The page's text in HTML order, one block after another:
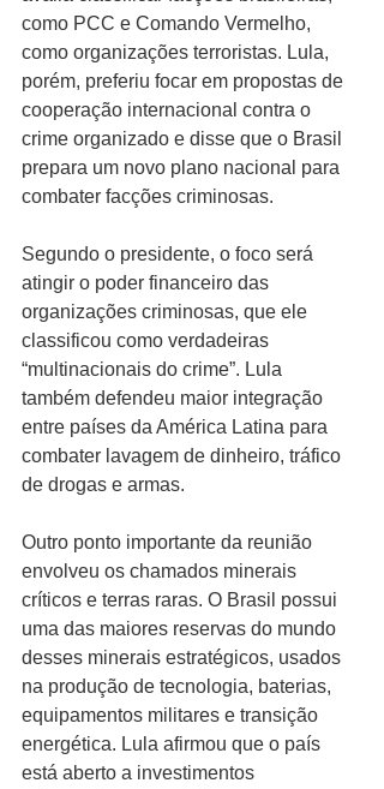
como PCC e Comando Vermelho,
como organizações terroristas. Lula,
porém, preferiu focar em propostas de
cooperação internacional contra o
crime organizado e disse que o Brasil
prepara um novo plano nacional para
combater facções criminosas.
Segundo o presidente, o foco será
atingir o poder financeiro das
organizações criminosas, que ele
classificou como verdadeiras
“multinacionais do crime”. Lula
também defendeu maior integração
entre países da América Latina para
combater lavagem de dinheiro, tráfico
de drogas e armas.
Outro ponto importante da reunião
envolveu os chamados minerais
críticos e terras raras. O Brasil possui
uma das maiores reservas do mundo
desses minerais estratégicos, usados
na produção de tecnologia, baterias,
equipamentos militares e transição
energética. Lula afirmou que o país
está aberto a investimentos